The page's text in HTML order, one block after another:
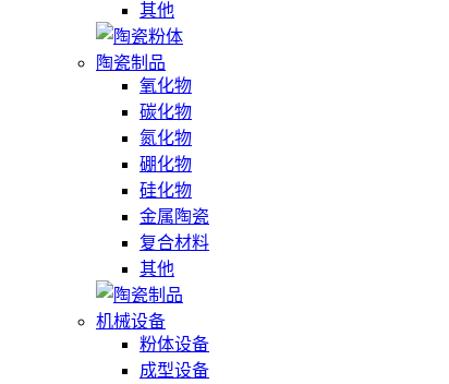
其他
陶瓷制品
氧化物
碳化物
氮化物
硼化物
硅化物
金属陶瓷
复合材料
其他
机械设备
粉体设备
成型设备